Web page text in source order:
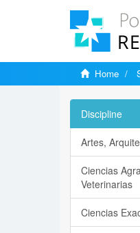
Home
Discipline
Artes,
Ciencias
Veterinarias
Ciencias